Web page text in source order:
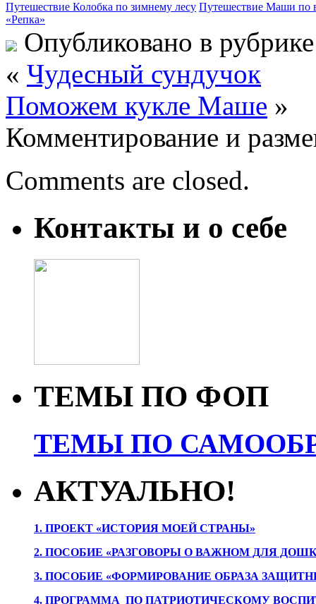
Путешествие Колобка по зимнему лесу Путешествие Маши по
«Репка»
Опубликовано в
« Чудесный сундучок
Поможем кукле Маше »
Комментирование и
Comments are closed.
Контакты и о себе
ТЕМЫ ПО ФОП
ТЕМЫ ПО
АКТУАЛЬНО!
1. ПРОЕКТ «ИСТОРИЯ МОЕЙ СТРАНЫ»
2. ПОСОБИЕ «РАЗГОВОРЫ О ВАЖНОМ ДЛЯ
3. ПОСОБИЕ «ФОРМИРОВАНИЕ ОБРАЗА
4. ПРОГРАММА ПО ПАТРИОТИЧЕСКОМУ